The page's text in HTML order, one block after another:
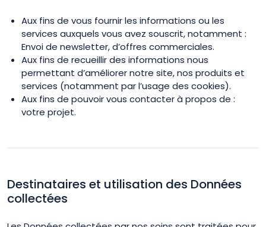
Aux fins de vous fournir les informations ou les
services auxquels vous avez souscrit, notamment :
Envoi de newsletter, d’offres commerciales.
Aux fins de recueillir des informations nous
permettant d’améliorer notre site, nos produits et
services (notamment par l’usage des cookies).
Aux fins de pouvoir vous contacter à propos de :
votre projet.
Destinataires et utilisation des Données
collectées